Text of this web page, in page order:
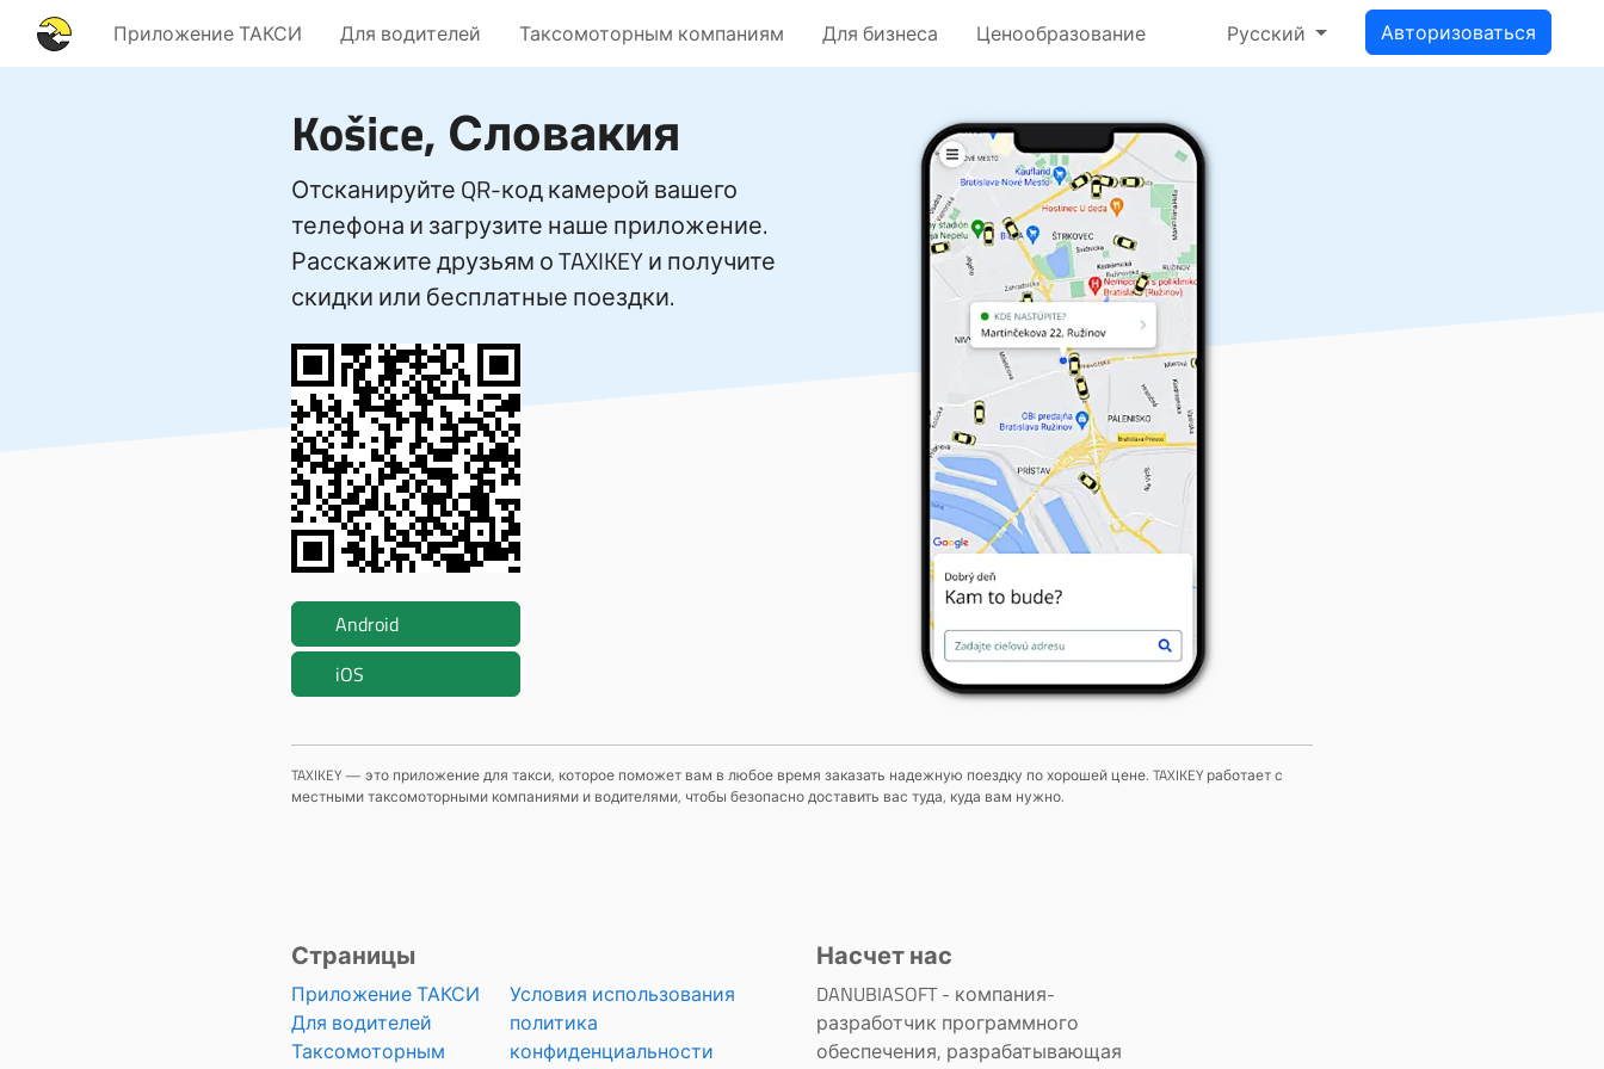
Приложение ТАКСИ Для водителей Таксомоторным компаниям Для бизнеса Ценообразование Русский Авторизоваться
Košice, Словакия
Отсканируйте QR-код камерой вашего
телефона и загрузите наше приложение.
Расскажите друзьям о TAXIKEY и получите
скидки или бесплатные поездки.
Android
iOS
TAXIKEY — это приложение для такси, которое поможет вам в любое время заказать надежную поездку по хорошей цене. TAXIKEY работает с
местными таксомоторными компаниями и водителями, чтобы безопасно доставить вас туда, куда вам нужно.
Страницы
Приложение ТАКСИ
Для водителей
Таксомоторным
Условия использования
политика
конфиденциальности
Насчет нас
DANUBIASOFT - компания-
разработчик программного
обеспечения, разрабатывающая